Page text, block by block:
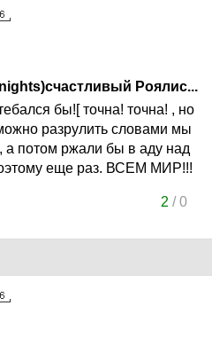
Роялис...
бы![ точна! точна! , но
разрулить словами мы
а потом ржали бы в аду над
еще раз. ВСЕМ МИР!!!
2 /0